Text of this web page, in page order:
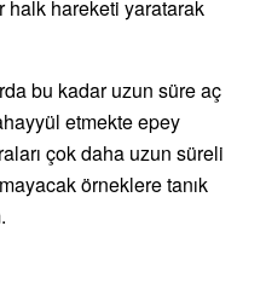
hareketi yaratarak
bu kadar uzun süre aç
etmekte epey
çok daha uzun süreli
örneklere tanık